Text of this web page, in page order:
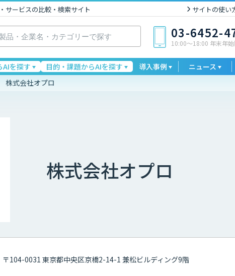
サービスの比較・検索サイト サイトの使い
03-6452-
10:00〜18:00 年末年始
AIを探す 目的・課題からAIを探す 導入事例 ニュース
株式会社オプロ
株式会社オプロ
〒104-0031 東京都中央区京橋2-14-1 兼松ビルディング9階